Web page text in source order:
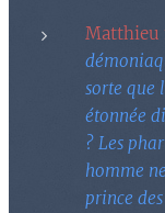
Matthieu
sorte que
étonnée
? Les
homme
prince